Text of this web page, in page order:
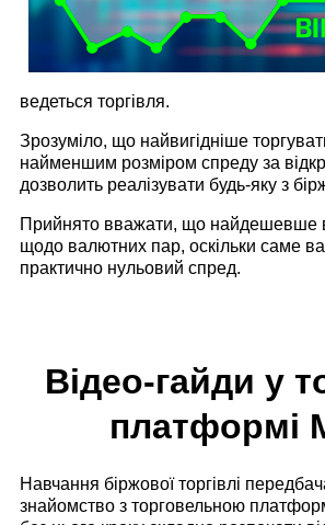
ведеться торгівля.
Зрозуміло, що найвигідніше
найменшим розміром спреду за
дозволить реалізувати будь-яку з
Прийнято вважати, що найдешевше
щодо валютних пар, оскільки саме
практично нульовий спред.
Відео-гайди у
платформі
Навчання біржової торгівлі
знайомство з торговельною